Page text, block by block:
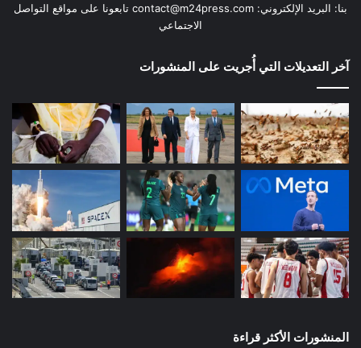
بنا: البريد الإلكتروني: contact@m24press.com تابعونا على مواقع التواصل
الاجتماعي
آخر التعديلات التي أُجريت على المنشورات
المنشورات الأكثر قراءة